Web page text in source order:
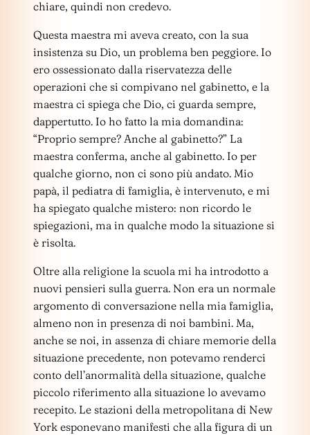
chiare, quindi non credevo.
Questa maestra mi aveva creato, con la sua
insistenza su Dio, un problema ben peggiore. Io
ero ossessionato dalla riservatezza delle
operazioni che si compivano nel gabinetto, e la
maestra ci spiega che Dio, ci guarda sempre,
dappertutto. Io ho fatto la mia domandina:
“Proprio sempre? Anche al gabinetto?” La
maestra conferma, anche al gabinetto. Io per
qualche giorno, non ci sono più andato. Mio
papà, il pediatra di famiglia, è intervenuto, e mi
ha spiegato qualche mistero: non ricordo le
spiegazioni, ma in qualche modo la situazione si
è risolta.
Oltre alla religione la scuola mi ha introdotto a
nuovi pensieri sulla guerra. Non era un normale
argomento di conversazione nella mia famiglia,
almeno non in presenza di noi bambini. Ma,
anche se noi, in assenza di chiare memorie della
situazione precedente, non potevamo renderci
conto dell’anormalità della situazione, qualche
piccolo riferimento alla situazione lo avevamo
recepito. Le stazioni della metropolitana di New
York esponevano manifesti che alla figura di un